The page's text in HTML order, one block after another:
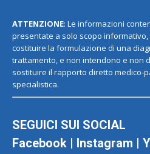
ATTENZIONE: Le informazioni
presentate a solo scopo
costituire la formulazione di una
trattamento, e non intendono e non
sostituire il rapporto diretto medico-
specialistica.
SEGUICI SUI SOCIAL
Facebook | Instagram |